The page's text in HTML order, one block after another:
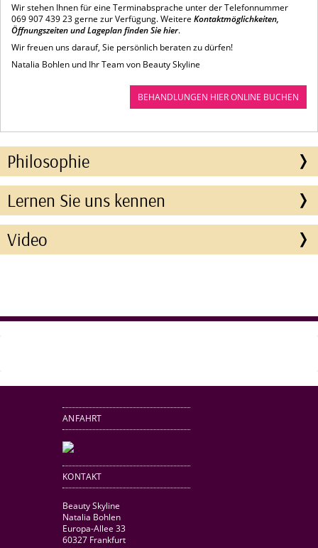
Wir stehen Ihnen für eine Terminabsprache unter der Telefonnummer
069 907 439 23 gerne zur Verfügung. WeitereKontaktmöglichkeiten,
Öffnungszeiten und Lageplan finden Sie hier.
Wir freuen uns darauf, Sie persönlich beraten zu dürfen!
Natalia Bohlen und Ihr Team von Beauty Skyline
BEHANDLUNGEN HIER ONLINE BUCHEN
Philosophie
Lernen Sie uns kennen
Video
ANFAHRT
KONTAKT
Beauty Skyline
Natalia Bohlen
Europa-Allee 33
60327 Frankfurt